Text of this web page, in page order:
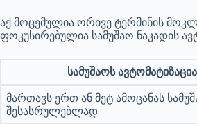
აქ მოცემულია ორივე ტერმინის
ფოკუსირებულია სამუშაო ნაკადის
სამუშაოს ავტომატიზაცია
მართავს ერთ ან მეტ ამოცანას
შესასრულებლად